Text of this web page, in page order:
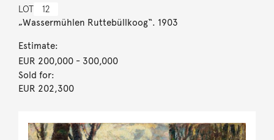
LOT 12
„Wassermühlen Ruttebüllkoog“. 1903
Estimate:
EUR 200,000- 300,000
Sold for:
EUR 202,300